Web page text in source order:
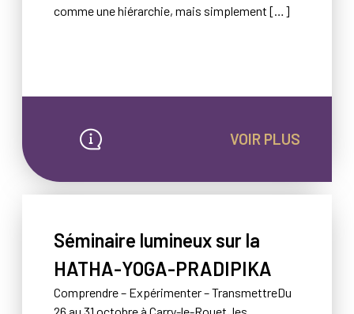
comme une hiérarchie, mais simplement […]
VOIR PLUS
Séminaire lumineux sur la
HATHA-YOGA-PRADIPIKA
Comprendre – Expérimenter – TransmettreDu